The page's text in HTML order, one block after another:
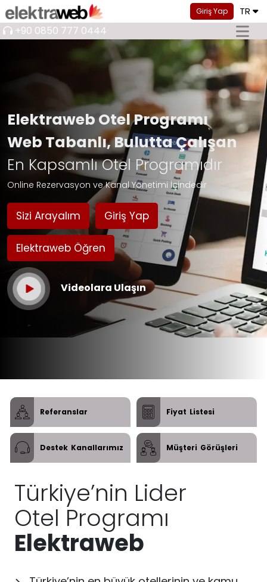
Giriş Yap TR
+90 0850 777 0444
Elektraweb Otel Programı
Web Tabanlı, Bulutta Çalışan
En Kapsamlı Otel Programıdır
Online Rezervasyon ve Kanal Yönetimi İçindedir
Sizi Arayalım Giriş Yap
Elektraweb Öğren
Videolara Ulaşın
Referanslar Fiyat Listesi
Destek Kanallarımız Müşteri Görüşleri
Türkiye’nin Lider
Otel Programı
Elektraweb